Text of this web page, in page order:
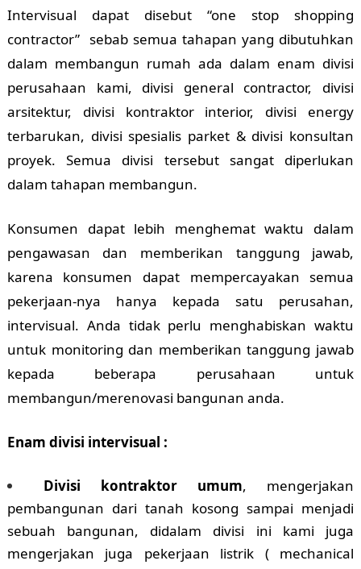
Intervisual dapat disebut “one stop shopping
contractor” sebab semua tahapan yang dibutuhkan
dalam membangun rumah ada dalam enam divisi
perusahaan kami, divisi general contractor, divisi
arsitektur, divisi kontraktor interior, divisi energy
terbarukan, divisi spesialis parket & divisi konsultan
proyek. Semua divisi tersebut sangat diperlukan
dalam tahapan membangun.
Konsumen dapat lebih menghemat waktu dalam
pengawasan dan memberikan tanggung jawab,
karena konsumen dapat mempercayakan semua
pekerjaan-nya hanya kepada satu perusahan,
intervisual. Anda tidak perlu menghabiskan waktu
untuk monitoring dan memberikan tanggung jawab
kepada beberapa perusahaan untuk
membangun/merenovasi bangunan anda.
Enam divisi intervisual :
Divisi kontraktor umum, mengerjakan
pembangunan dari tanah kosong sampai menjadi
sebuah bangunan, didalam divisi ini kami juga
mengerjakan juga pekerjaan listrik ( mechanical